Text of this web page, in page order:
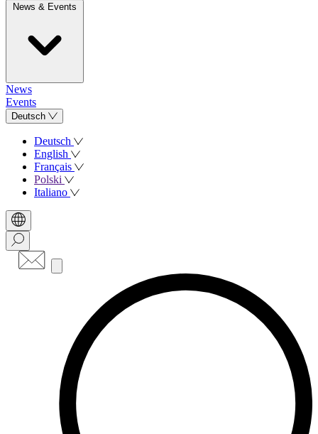
News & Events
News
Events
Deutsch
Deutsch
English
Français
Polski
Italiano